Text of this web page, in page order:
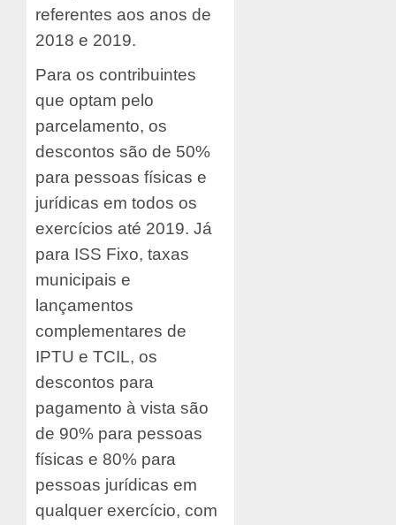
referentes aos anos de
2018 e 2019.
Para os contribuintes
que optam pelo
parcelamento, os
descontos são de 50%
para pessoas físicas e
jurídicas em todos os
exercícios até 2019. Já
para ISS Fixo, taxas
municipais e
lançamentos
complementares de
IPTU e TCIL, os
descontos para
pagamento à vista são
de 90% para pessoas
físicas e 80% para
pessoas jurídicas em
qualquer exercício, com